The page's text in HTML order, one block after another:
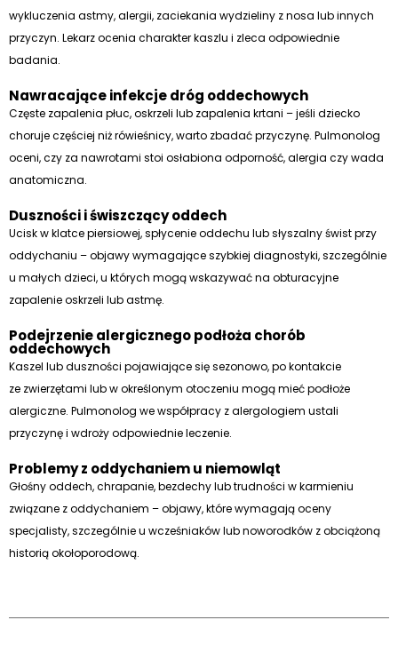
wykluczenia astmy, alergii, zaciekania wydzieliny z nosa lub innych
przyczyn. Lekarz ocenia charakter kaszlu i zleca odpowiednie
badania.
Nawracające infekcje dróg oddechowych
Częste zapalenia płuc, oskrzeli lub zapalenia krtani – jeśli dziecko
choruje częściej niż rówieśnicy, warto zbadać przyczynę. Pulmonolog
oceni, czy za nawrotami stoi osłabiona odporność, alergia czy wada
anatomiczna.
Duszności i świszczący oddech
Ucisk w klatce piersiowej, spłycenie oddechu lub słyszalny świst przy
oddychaniu – objawy wymagające szybkiej diagnostyki, szczególnie
u małych dzieci, u których mogą wskazywać na obturacyjne
zapalenie oskrzeli lub astmę.
Podejrzenie alergicznego podłoża chorób
oddechowych
Kaszel lub duszności pojawiające się sezonowo, po kontakcie
ze zwierzętami lub w określonym otoczeniu mogą mieć podłoże
alergiczne. Pulmonolog we współpracy z alergologiem ustali
przyczynę i wdroży odpowiednie leczenie.
Problemy z oddychaniem u niemowląt
Głośny oddech, chrapanie, bezdechy lub trudności w karmieniu
związane z oddychaniem – objawy, które wymagają oceny
specjalisty, szczególnie u wcześniaków lub noworodków z obciążoną
historią okołoporodową.